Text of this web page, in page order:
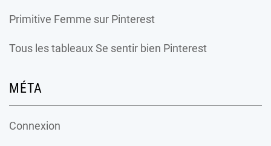
Primitive Femme sur Pinterest
Tous les tableaux Se sentir bien Pinterest
MÉTA
Connexion